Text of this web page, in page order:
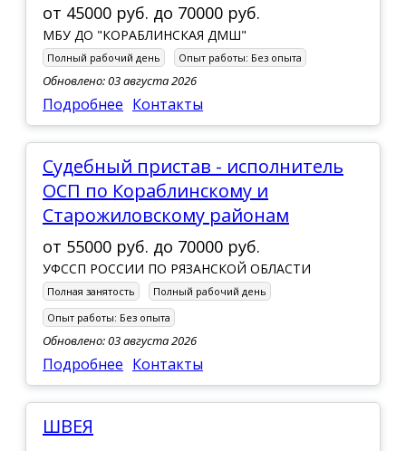
от 45000 руб. до 70000 руб.
МБУ ДО "КОРАБЛИНСКАЯ ДМШ"
Полный рабочий день Опыт работы: Без опыта
Обновлено: 03 августа 2026
Подробнее Контакты
Судебный пристав - исполнитель
ОСП по Кораблинскому и
Старожиловскому районам
от 55000 руб. до 70000 руб.
УФССП РОССИИ ПО РЯЗАНСКОЙ ОБЛАСТИ
Полная занятость
Полный рабочий день
Опыт работы: Без опыта
Обновлено: 03 августа 2026
Подробнее Контакты
ШВЕЯ